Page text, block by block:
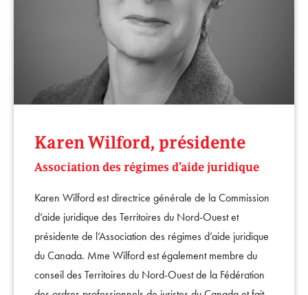
Karen Wilford, présidente
Association des régimes d’aide juridique
Karen Wilford est directrice générale de la Commission
d’aide juridique des Territoires du Nord-Ouest et
présidente de l’Association des régimes d’aide juridique
du Canada. Mme Wilford est également membre du
conseil des Territoires du Nord-Ouest de la Fédération